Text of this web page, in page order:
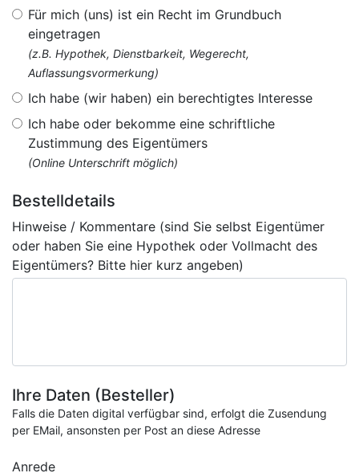
Für mich (uns) ist ein Recht im Grundbuch
eingetragen
(z.B. Hypothek, Dienstbarkeit, Wegerecht,
Auflassungsvormerkung)
Ich habe (wir haben) ein berechtigtes Interesse
Ich habe oder bekomme eine schriftliche
Zustimmung des Eigentümers
(Online Unterschrift möglich)
Bestelldetails
Hinweise / Kommentare (sind Sie selbst Eigentümer
oder haben Sie eine Hypothek oder Vollmacht des
Eigentümers? Bitte hier kurz angeben)
Ihre Daten (Besteller)
Falls die Daten digital verfügbar sind, erfolgt die Zusendung
per EMail, ansonsten per Post an diese Adresse
Anrede